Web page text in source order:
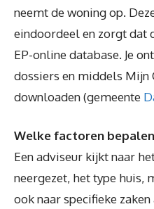
neemt de woning op.
eindoordeel en zorgt dat
EP-online database. Je
dossiers en middels Mijn
downloaden (gemeente
Welke factoren
Een adviseur kijkt naar
neergezet, het type huis,
ook naar specifieke